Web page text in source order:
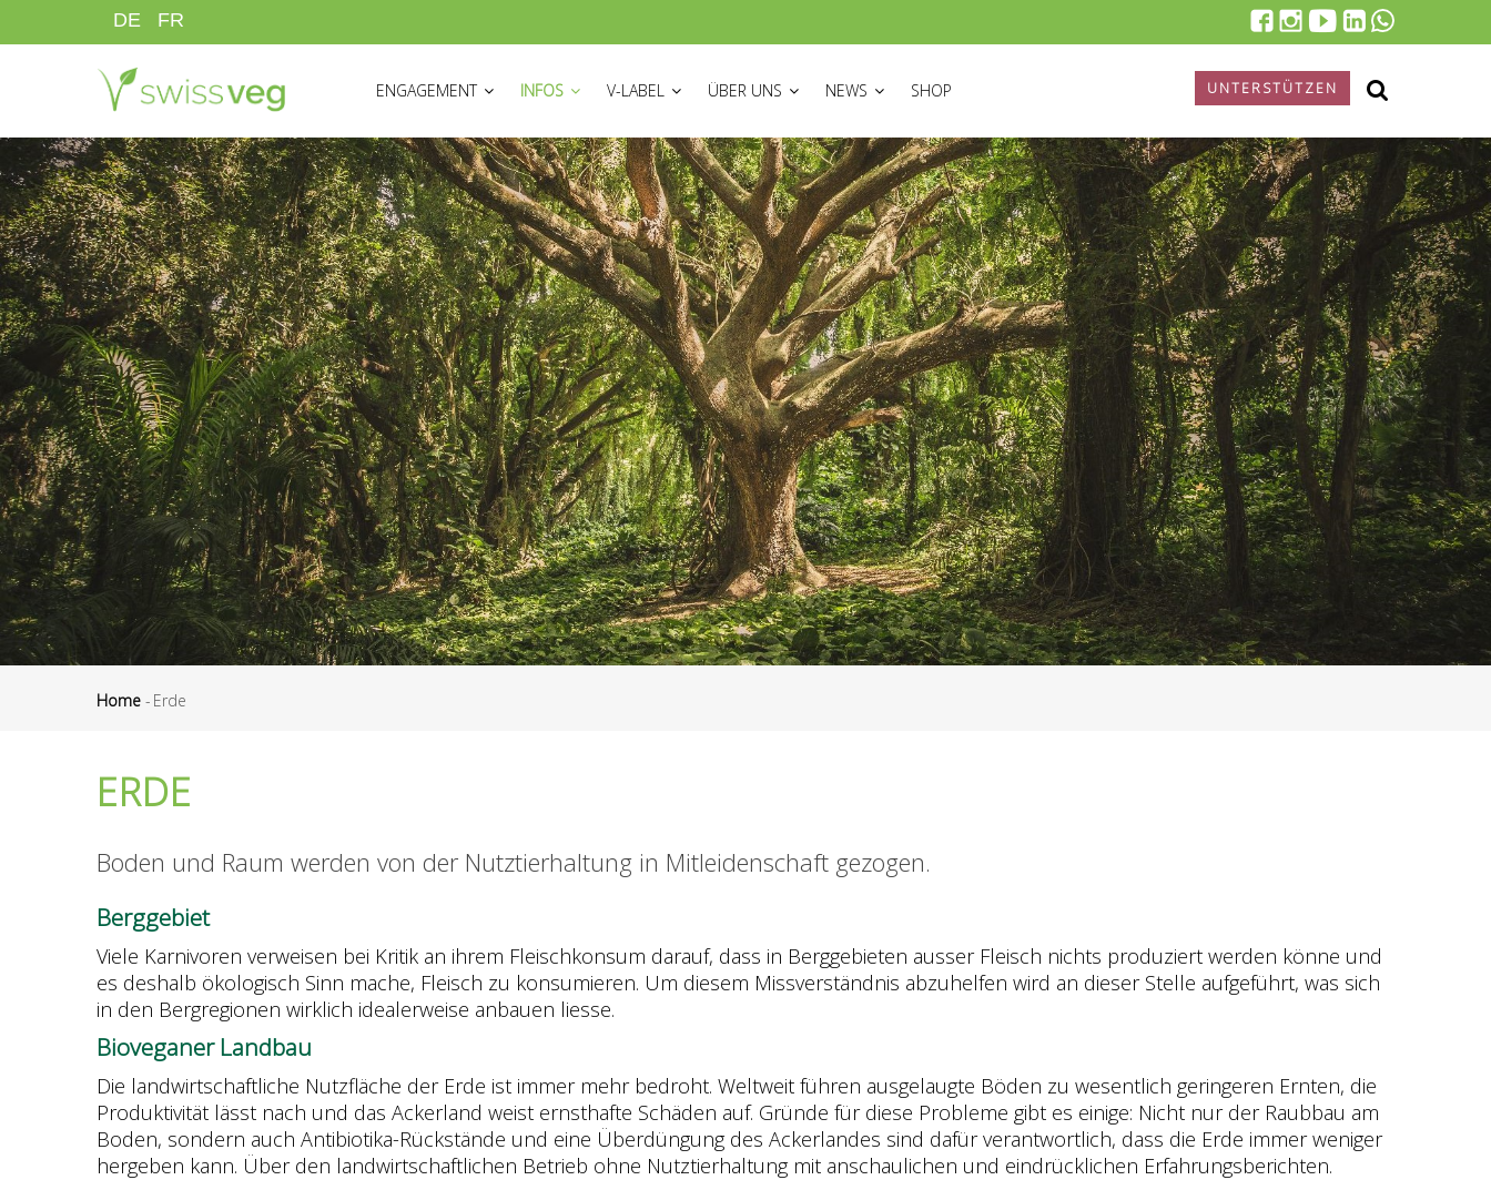
zum
DE FR
ENGAGEMENT
INFOS V-LABEL ÜBER UNS NEWS SHOP UNTERSTÜTZEN
Home - Erde
ERDE
Boden und Raum werden von der Nutztierhaltung in Mitleidenschaft gezogen.
Berggebiet
Viele Karnivoren verweisen bei Kritik an ihrem Fleischkonsum darauf, dass in Berggebieten ausser Fleisch nichts produziert werden könne und
es deshalb ökologisch Sinn mache, Fleisch zu konsumieren. Um diesem Missverständnis abzuhelfen wird an dieser Stelle aufgeführt, was sich
in den Bergregionen wirklich idealerweise anbauen liesse.
Bioveganer Landbau
Die landwirtschaftliche Nutzfläche der Erde ist immer mehr bedroht. Weltweit führen ausgelaugte Böden zu wesentlich geringeren Ernten, die
Produktivität lässt nach und das Ackerland weist ernsthafte Schäden auf. Gründe für diese Probleme gibt es einige: Nicht nur der Raubbau am
Boden, sondern auch Antibiotika-Rückstände und eine Überdüngung des Ackerlandes sind dafür verantwortlich, dass die Erde immer weniger
hergeben kann. Über den landwirtschaftlichen Betrieb ohne Nutztierhaltung mit anschaulichen und eindrücklichen Erfahrungsberichten.